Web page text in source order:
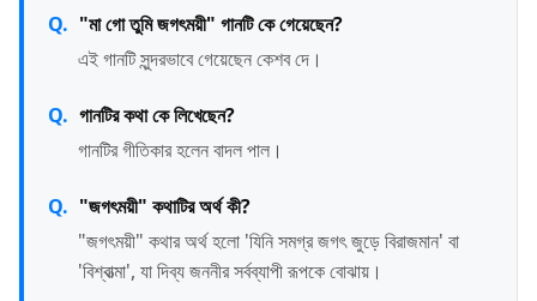
"মা গো তুমি জগৎময়ী" গানটি কে গেয়েছেন?
এই গানটি সুন্দরভাবে গেয়েছেন কেশব দে।
গানটির কথা কে লিখেছেন?
গানটির গীতিকার হলেন বাদল পাল।
"জগৎময়ী" কথাটির অর্থ কী?
"জগৎময়ী" কথার অর্থ হলো 'যিনি সমগ্র জগৎ জুড়ে বিরাজমান' বা
'বিশ্বাত্মা', যা দিব্য জননীর সর্বব্যাপী রূপকে বোঝায়।